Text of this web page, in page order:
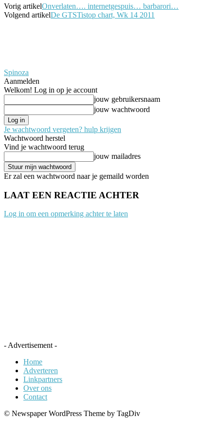
Vorig artikelOnverlaten…. internetgespuis… barbarori…
Volgend artikelDe GTSTistop chart, Wk 14 2011
Spinoza
Aanmelden
Welkom! Log in op je account
jouw gebruikersnaam
jouw wachtwoord
Je wachtwoord vergeten? hulp krijgen
Wachtwoord herstel
Vind je wachtwoord terug
jouw mailadres
Er zal een wachtwoord naar je gemaild worden
LAAT EEN REACTIE ACHTER
Log in om een opmerking achter te laten
- Advertisement -
Home
Adverteren
Linkpartners
Over ons
Contact
© Newspaper WordPress Theme by TagDiv